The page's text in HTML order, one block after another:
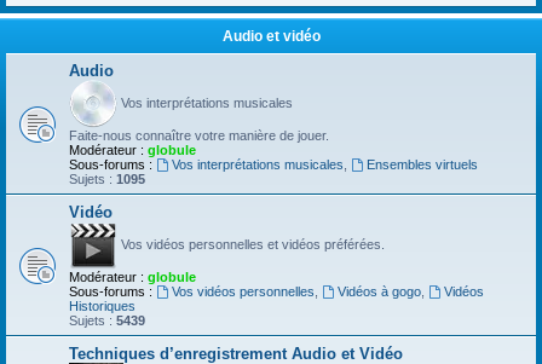
Audio et vidéo
Audio
Vos interprétations musicales
Faite-nous connaître votre manière de jouer.
Modérateur : globule
Sous-forums :
Vos interprétations musicales
Ensembles virtuels
Sujets : 1095
Vidéo
Vos vidéos personnelles et vidéos préférées.
Modérateur : globule
Sous-forums :
Vos vidéos personnelles Vidéos à gogo,
Vidéos
Historiques
Sujets : 5439
Techniques d’enregistrement Audio et Vidéo